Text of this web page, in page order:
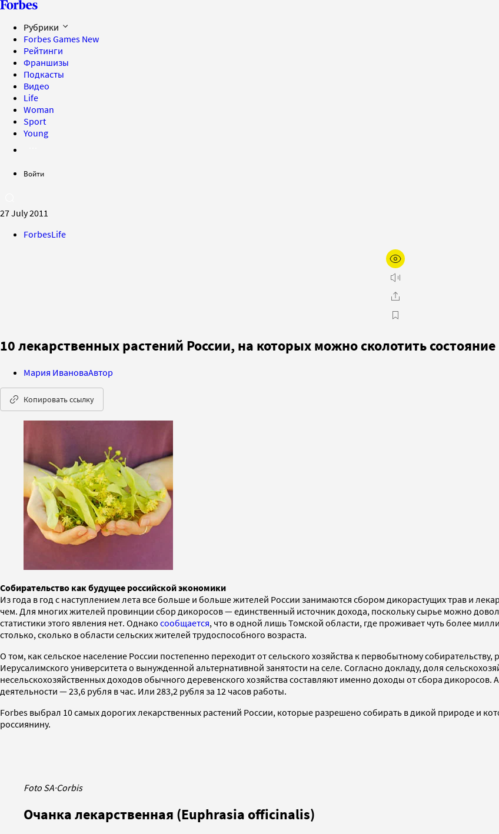
Рубрики
Forbes Games New
Рейтинги
Франшизы
Подкасты
Видео
Life
Woman
Sport
Young
Войти
27 July 2011
ForbesLife
10 лекарственных растений России, на которых можно сколотить состояние
Мария ИвановаАвтор
Копировать ссылку
Собирательство как будущее российской экономики
Из года в год с наступлением лета все больше и больше жителей России занимаются сбором дикорастущих трав и
чем. Для многих жителей провинции сбор дикоросов — единственный источник дохода, поскольку сырье можно
статистики этого явления нет. Однако сообщается, что в одной лишь Томской области, где проживает чуть более
столько, сколько в области сельских жителей трудоспособного возраста.
О том, как сельское население России постепенно переходит от сельского хозяйства к первобытному собирательству,
Иерусалимского университета о вынужденной альтернативной занятости на селе. Согласно докладу, доля
несельскохозяйственных доходов обычного деревенского хозяйства составляют именно доходы от сбора
деятельности — 23,6 рубля в час. Или 283,2 рубля за 12 часов работы.
Forbes выбрал 10 самых дорогих лекарственных растений России, которые разрешено собирать в дикой природе и
россиянину.
Foto SA·Corbis
Очанка лекарственная (Euphrasia officinalis)